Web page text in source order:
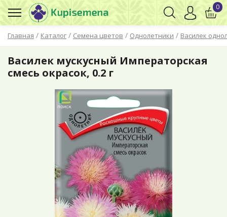
Главная / Каталог / Семена цветов / Однолетники / Василек
0
Василек мускусный Императорская
смесь окрасок, 0.2 г